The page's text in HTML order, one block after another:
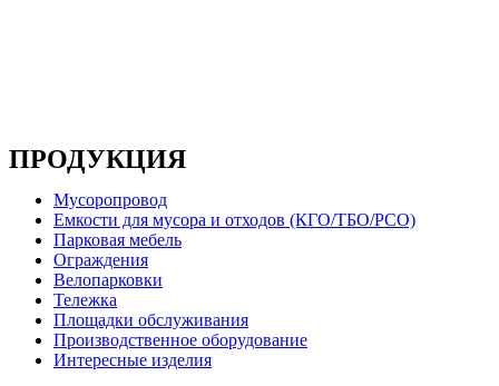
ПРОДУКЦИЯ
Мусоропровод
Емкости для мусора и отходов (КГО/ТБО/РСО)
Парковая мебель
Ограждения
Велопарковки
Тележка
Площадки обслуживания
Производственное оборудование
Интересные изделия